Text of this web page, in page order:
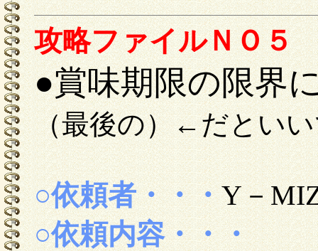
攻略ファイルＮＯ５
●賞味期限の限界
（最後の）←だとい
○依頼者・・・Y－
○依頼内容・・・